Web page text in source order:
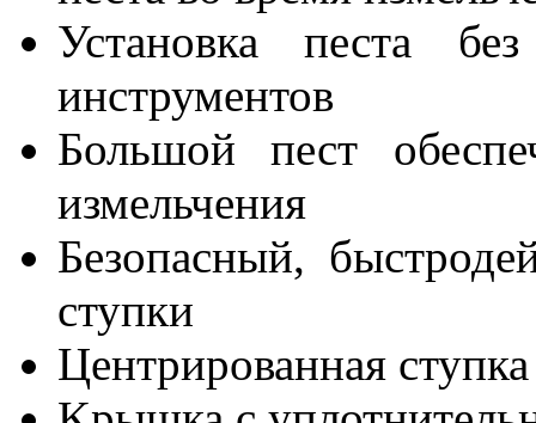
Установка песта
инструментов
Большой пест
измельчения
Безопасный,
ступки
Центрированная